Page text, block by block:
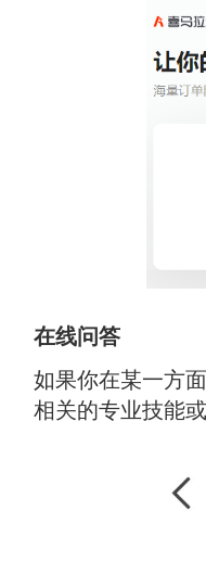
在线问答
如果你在某一方
相关的专业技能